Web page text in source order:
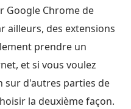
Google Chrome de
ailleurs, des extensions
prendre un
et si vous voulez
sur d'autres parties de
la deuxième façon.